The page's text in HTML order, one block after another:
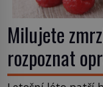
Milujete
rozpoznat